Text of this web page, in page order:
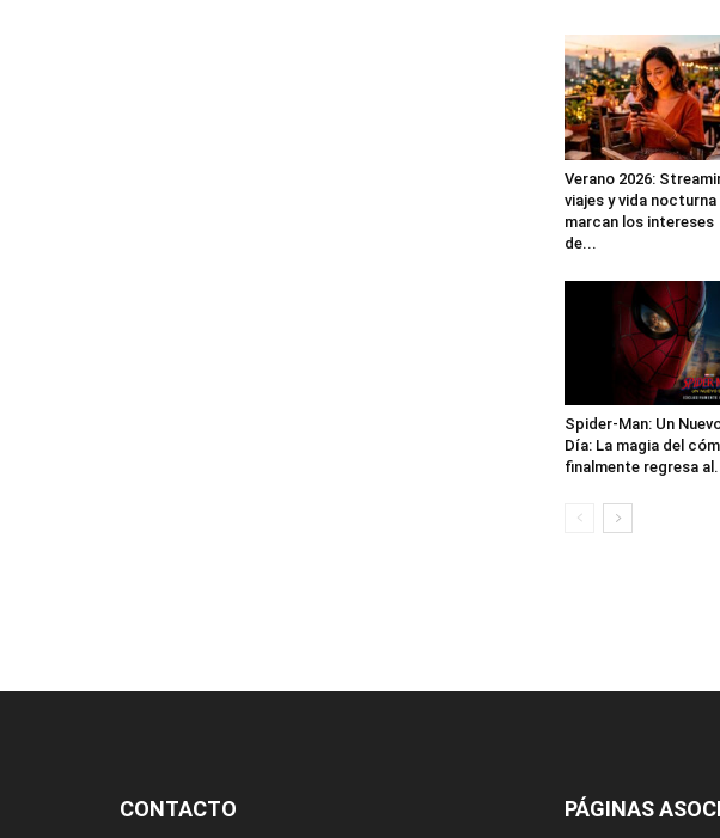
Verano 2026:
viajes y vida nocturna
marcan los intereses
de...
Spider-Man: Un
Día: La magia del
finalmente regresa
CONTACTO PÁGINAS